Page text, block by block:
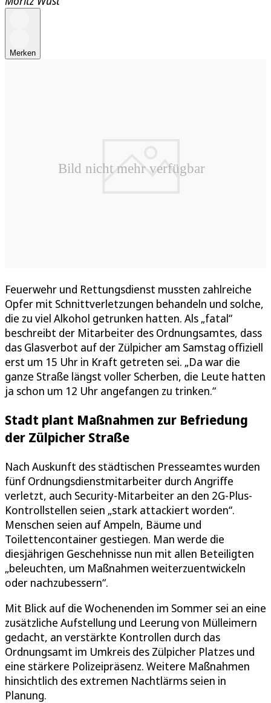
Merken
Feuerwehr und Rettungsdienst mussten zahlreiche
Opfer mit Schnittverletzungen behandeln und solche,
die zu viel Alkohol getrunken hatten. Als „fatal“
beschreibt der Mitarbeiter des Ordnungsamtes, dass
das Glasverbot auf der Zülpicher am Samstag offiziell
erst um 15 Uhr in Kraft getreten sei. „Da war die
ganze Straße längst voller Scherben, die Leute hatten
ja schon um 12 Uhr angefangen zu trinken.“
Stadt plant Maßnahmen zur Befriedung
der Zülpicher Straße
Nach Auskunft des städtischen Presseamtes wurden
fünf Ordnungsdienstmitarbeiter durch Angriffe
verletzt, auch Security-Mitarbeiter an den 2G-Plus-
Kontrollstellen seien „stark attackiert worden“.
Menschen seien auf Ampeln, Bäume und
Toilettencontainer gestiegen. Man werde die
diesjährigen Geschehnisse nun mit allen Beteiligten
„beleuchten, um Maßnahmen weiterzuentwickeln
oder nachzubessern“.
Mit Blick auf die Wochenenden im Sommer sei an eine
zusätzliche Aufstellung und Leerung von Mülleimern
gedacht, an verstärkte Kontrollen durch das
Ordnungsamt im Umkreis des Zülpicher Platzes und
eine stärkere Polizeipräsenz. Weitere Maßnahmen
hinsichtlich des extremen Nachtlärms seien in
Planung.